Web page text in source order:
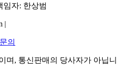
임자: 한상범
|
의
며, 통신판매의 당사자가 아닙니